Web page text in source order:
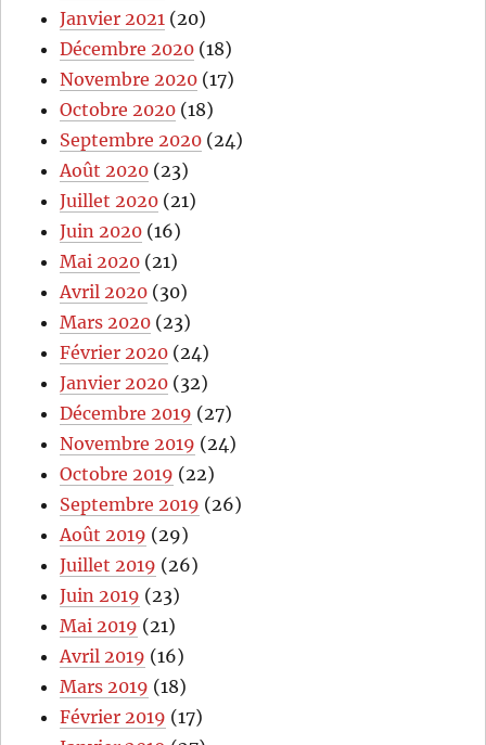
Janvier 2021 (20)
Décembre 2020 (18)
Novembre 2020 (17)
Octobre 2020 (18)
Septembre 2020 (24)
Août 2020 (23)
Juillet 2020 (21)
Juin 2020 (16)
Mai 2020 (21)
Avril 2020 (30)
Mars 2020 (23)
Février 2020 (24)
Janvier 2020 (32)
Décembre 2019 (27)
Novembre 2019 (24)
Octobre 2019 (22)
Septembre 2019 (26)
Août 2019 (29)
Juillet 2019 (26)
Juin 2019 (23)
Mai 2019 (21)
Avril 2019 (16)
Mars 2019 (18)
Février 2019 (17)